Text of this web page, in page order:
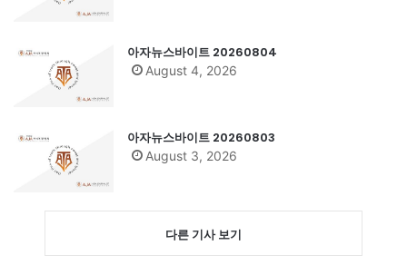
아자뉴스바이트 20260804
August 4, 2026
아자뉴스바이트 20260803
August 3, 2026
다른 기사 보기